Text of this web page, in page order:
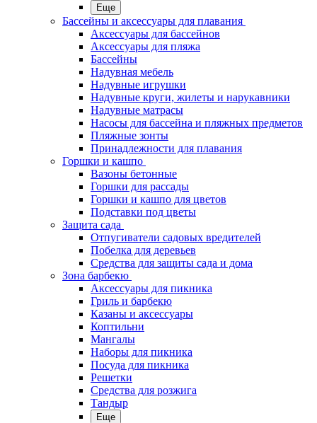
Еще
Бассейны и аксессуары для плавания
Аксессуары для бассейнов
Аксессуары для пляжа
Бассейны
Надувная мебель
Надувные игрушки
Надувные круги, жилеты и нарукавники
Надувные матрасы
Насосы для бассейна и пляжных предметов
Пляжные зонты
Принадлежности для плавания
Горшки и кашпо
Вазоны бетонные
Горшки для рассады
Горшки и кашпо для цветов
Подставки под цветы
Защита сада
Отпугиватели садовых вредителей
Побелка для деревьев
Средства для защиты сада и дома
Зона барбекю
Аксессуары для пикника
Гриль и барбекю
Казаны и аксессуары
Коптильни
Мангалы
Наборы для пикника
Посуда для пикника
Решетки
Средства для розжига
Тандыр
Еще